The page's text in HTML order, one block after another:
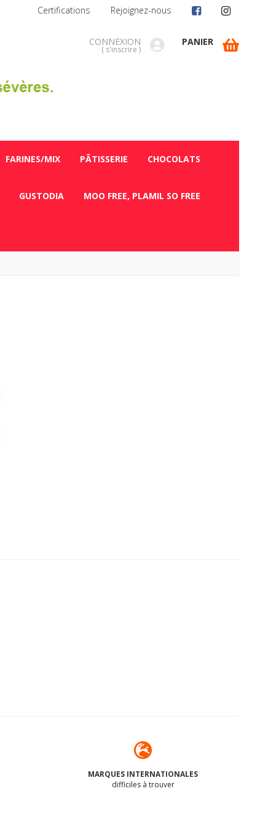
CONNEXION
( s'inscrire )
PANIER
FARINES/MIX PÂTISSERIE CHOCOLATS
GUSTODIA MOO FREE, PLAMIL SO FREE
Certifications Rejoignez-nous
MARQUES INTERNATIONALES
difficiles à trouver